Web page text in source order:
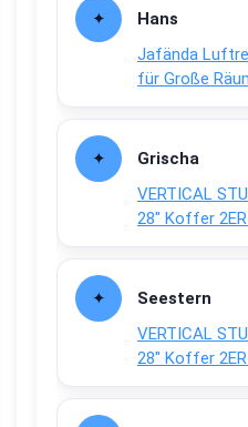
Hans
Jafända
für Große
Grischa
VERTICAL
28″ Koffer
Seestern
VERTICAL
28″ Koffer